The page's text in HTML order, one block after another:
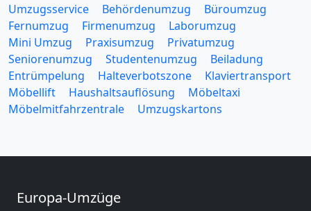
Umzugsservice Behördenumzug
Büroumzug
Fernumzug
Firmenumzug
Laborumzug
Mini Umzug
Praxisumzug
Privatumzug
Seniorenumzug
Studentenumzug
Beiladung
Entrümpelung
Halteverbotszone
Klaviertransport
Möbellift
Haushaltsauflösung
Möbeltaxi
Möbelmitfahrzentrale
Umzugskartons
Europa-Umzüge